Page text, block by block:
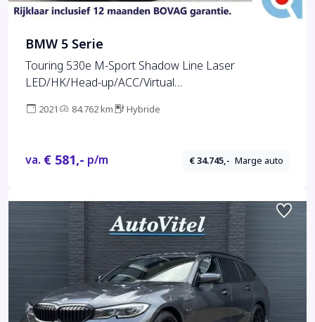
BMW 5 Serie
Touring 530e M-Sport Shadow Line Laser
LED/HK/Head-up/ACC/Virtual
ECC/Trekhaak wegkl.
2021 84.762 km Hybride
va. € 581,- p/m € 34.745,- Marge auto